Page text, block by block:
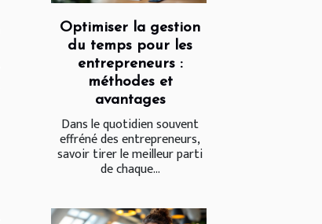
Optimiser la gestion
du temps pour les
entrepreneurs :
méthodes et
avantages
Dans le quotidien souvent
effréné des entrepreneurs,
savoir tirer le meilleur parti
de chaque...